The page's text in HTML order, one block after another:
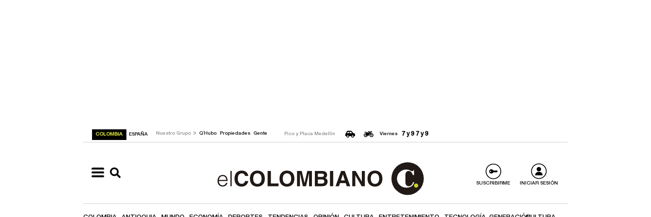
COLOMBIA ESPAÑA Nuestro Grupo > Q´Hubo Propiedades Gente Pico y Placa Medellín Viernes 7 y 9 7 y 9
SUSCRIBIRME INICIAR SESIÓN